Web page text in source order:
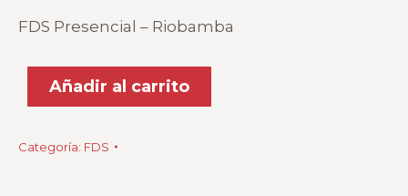
FDS Presencial – Riobamba
Añadir al carrito
Categoría: FDS